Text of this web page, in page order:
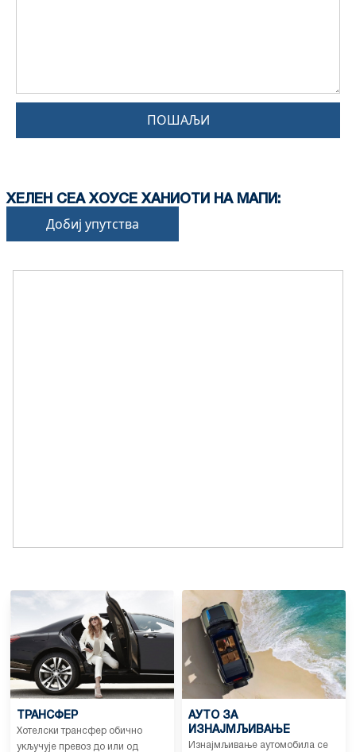
ПОШАЉИ
ХЕЛЕН СЕА ХОУСЕ ХАНИОТИ НА МАПИ:
Добиј упутства
ТРАНСФЕР
Хотелски трансфер обично
укључује превоз до или од
АУТО ЗА
ИЗНАЈМЉИВАЊЕ
Изнајмљивање аутомобила се